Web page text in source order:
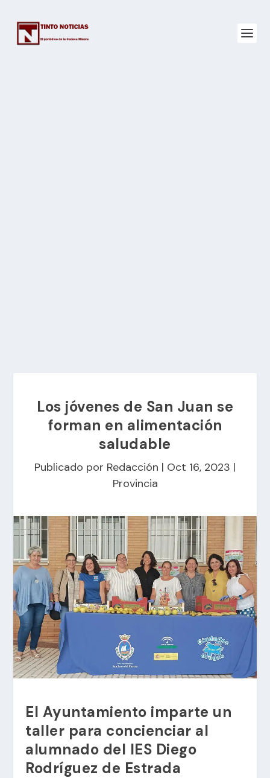
Los jóvenes de San Juan se
forman en alimentación
saludable
Publicado por Redacción | Oct 16, 2023 |
Provincia
El Ayuntamiento imparte un
taller para concienciar al
alumnado del IES Diego
Rodríguez de Estrada